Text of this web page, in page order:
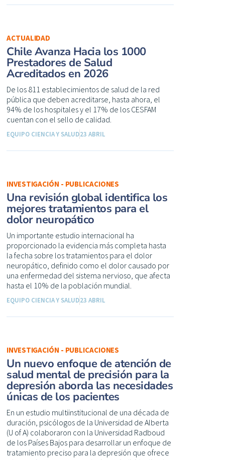
ACTUALIDAD
Chile Avanza Hacia los 1000
Prestadores de Salud
Acreditados en 2026
De los 811 establecimientos de salud de la red
pública que deben acreditarse, hasta ahora, el
94% de los hospitales y el 17% de los CESFAM
cuentan con el sello de calidad.
EQUIPO CIENCIA Y SALUD23 ABRIL
INVESTIGACIÓN - PUBLICACIONES
Una revisión global identifica los
mejores tratamientos para el
dolor neuropático
Un importante estudio internacional ha
proporcionado la evidencia más completa hasta
la fecha sobre los tratamientos para el dolor
neuropático, definido como el dolor causado por
una enfermedad del sistema nervioso, que afecta
hasta el 10% de la población mundial.
EQUIPO CIENCIA Y SALUD23 ABRIL
INVESTIGACIÓN - PUBLICACIONES
Un nuevo enfoque de atención de
salud mental de precisión para la
depresión aborda las necesidades
únicas de los pacientes
En un estudio multiinstitucional de una década de
duración, psicólogos de la Universidad de Alberta
(U of A) colaboraron con la Universidad Radboud
de los Países Bajos para desarrollar un enfoque de
tratamiento preciso para la depresión que ofrece